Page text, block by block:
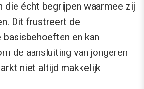
die écht begrijpen waarmee zij
Dit frustreert de
en kan
de aansluiting van jongeren
niet altijd makkelijk